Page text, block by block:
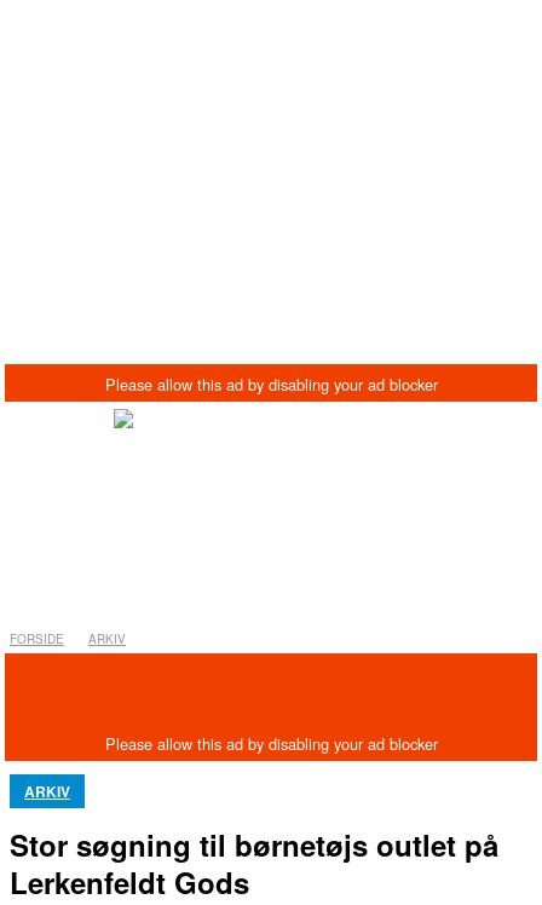
FORSIDE ARKIV
ARKIV
Stor søgning til børnetøjs outlet på
Lerkenfeldt Gods